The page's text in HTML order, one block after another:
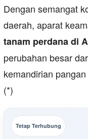
Dengan semangat
daerah, aparat
tanam perdana di
perubahan besar
kemandirian
(*)
Tetap Terhubung